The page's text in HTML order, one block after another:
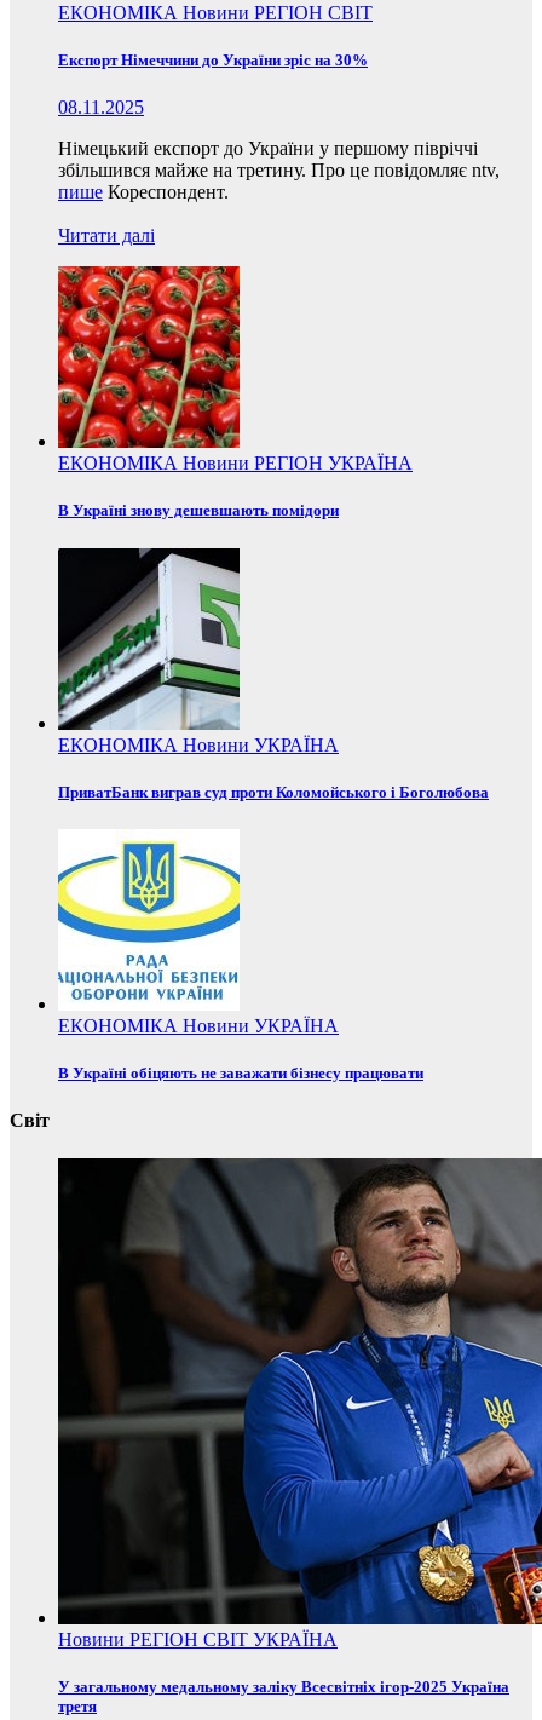
ЕКОНОМІКА Новини РЕГІОН СВІТ
Експорт Німеччини до України зріс на 30%
08.11.2025
Німецький експорт до України у першому півріччі
збільшився майже на третину. Про це повідомляє ntv,
пише Кореспондент.
Читати далі
ЕКОНОМІКА Новини РЕГІОН УКРАЇНА
В Україні знову дешевшають помідори
ЕКОНОМІКА Новини УКРАЇНА
ПриватБанк виграв суд проти Коломойського і Боголюбова
ЕКОНОМІКА Новини УКРАЇНА
В Україні обіцяють не заважати бізнесу працювати
Світ
Новини РЕГІОН СВІТ УКРАЇНА
У загальному медальному заліку Всесвітніх ігор-2025 Україна
третя